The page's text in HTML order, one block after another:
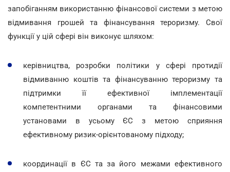
запобіганням використанню фінансової системи з метою
відмивання грошей та фінансування тероризму. Свої
функції у цій сфері він виконує шляхом:
керівництва, розробки політики у сфері протидії
відмиванню коштів та фінансуванню тероризму та
підтримки її ефективної імплементації
компетентними органами та фінансовими
установами в усьому ЄС з метою сприяння
ефективному ризик-орієнтованому підходу;
координації в ЄС та за його межами ефективного